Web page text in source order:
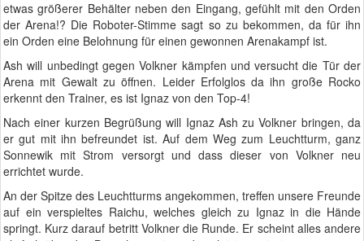
etwas größerer Behälter neben den Eingang, gefühlt mit den Orden
der Arena!? Die Roboter-Stimme sagt so zu bekommen, da für ihn
ein Orden eine Belohnung für einen gewonnen Arenakampf ist.
Ash will unbedingt gegen Volkner kämpfen und versucht die Tür der
Arena mit Gewalt zu öffnen. Leider Erfolglos da ihn große Rocko
erkennt den Trainer, es ist Ignaz von den Top-4!
Nach einer kurzen Begrüßung will Ignaz Ash zu Volkner bringen, da
er gut mit ihn befreundet ist. Auf dem Weg zum Leuchtturm, ganz
Sonnewik mit Strom versorgt und dass dieser von Volkner neu
errichtet wurde.
An der Spitze des Leuchtturms angekommen, treffen unsere Freunde
auf ein verspieltes Raichu, welches gleich zu Ignaz in die Hände
springt. Kurz darauf betritt Volkner die Runde. Er scheint alles andere